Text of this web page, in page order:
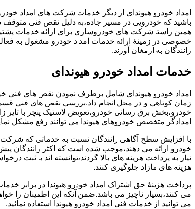
امداد خودرو هیوندای از دیگر خدمات شرکت های امداد
باشید که خودرویی در مسیر جاده،به دلیل نقص فنی متوقف
همین راستا شرکت های خودروسازی برای ارائه خدمات
خصوصی در زمینۀ ارائه خدمات امداد خودرو مشغول به
رانندگان به ارمغان آورند.
خدمات امداد خودرو هیوندای
امداد خودرو هیوندای شامل برطرف نمودن نقص های فنی
زمان کوتاهی و در محل انجام داد.بررسی نقص های فنی
خودرو،بخش برق رسانی خودرو،تعویض لاستیک پنچر با تایر
امدادگر متخصص خودروهای هیوندا می توانند رفع مشکل
با افزایش سطح آگاهی رانندگان نسبت به خدماتی که شرکت
خودرو ارائه می دهند،موجب شده است که اکثر رانندگان
نیاز به پرداخت هزینه های بالا گردند،توانسته اند با ثبت
هزینه های مازاد جلوگیری کنند.
پرداخت هزینۀ حق اشتراک امداد خودرو هیوندا در برابر
می کنند،بسیار ناچیز می باشد.ضمن آنکه این اطمینان را
می توانید از خدمات فنی امداد خودرو هیوندا استفاده نمائید.